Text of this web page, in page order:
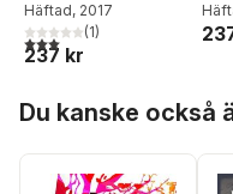
Källsäter,Eva Bergqvist
Lerate,Kristina Norén
Blanchard
Häftad, 2017
3,0utav 5 stjärnor. Totalt antal
(1)
237 kr
Du kanske också